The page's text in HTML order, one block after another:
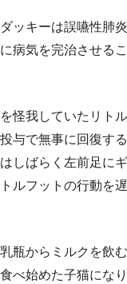
ッキーは誤嚥性肺
病気を完治させる
怪我していたリト
与で無事に回復す
しばらく左前足に
ルフットの行動を
瓶からミルクを飲
べ始めた子猫になり